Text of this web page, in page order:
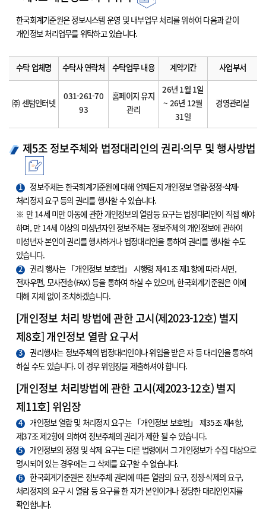
한국회계기준원은 정보시스템 운영 및 내부업무 처리를 위하여 다음과 같이
개인정보 처리업무를 위탁하고 있습니다.
수탁 업체명 수탁사 연락처 수탁업무 내용 계약기간 사업부서
㈜ 센텀인터넷
031-261-70
93
홈페이지 유지
관리
26년 1월 1일
~ 26년 12월
31일
경영관리실
제5조 정보주체와 법정대리인의 권리·의무 및 행사방법
1
정보주체는 한국회계기준원에 대해 언제든지 개인정보 열람·정정·삭제·
처리정지 요구 등의 권리를 행사할 수 있습니다.
※ 만 14세 미만 아동에 관한 개인정보의 열람등 요구는 법정대리인이 직접 해야
하며, 만 14세 이상의 미성년자인 정보주체는 정보주체의 개인정보에 관하여
미성년자 본인이 권리를 행사하거나 법정대리인을 통하여 권리를 행사할 수도
있습니다.
2
권리 행사는 「개인정보 보호법」 시행령 제41조 제1항에 따라 서면,
전자우편, 모사전송(FAX) 등을 통하여 하실 수 있으며, 한국회계기준원은 이에
대해 지체 없이 조치하겠습니다.
[개인정보 처리 방법에 관한 고시(제2023-12호) 별지
제8호] 개인정보 열람 요구서
3
권리행사는 정보주체의 법정대리인이나 위임을 받은 자 등 대리인을 통하여
하실 수도 있습니다. 이 경우 위임장을 제출하셔야 합니다.
[개인정보 처리방법에 관한 고시(제2023-12호) 별지
제11호] 위임장
4
개인정보 열람 및 처리정지 요구는 「개인정보 보호법」 제35조 제4항,
제37조 제2항에 의하여 정보주체의 권리가 제한 될 수 있습니다.
5
개인정보의 정정 및 삭제 요구는 다른 법령에서 그 개인정보가 수집 대상으로
명시되어 있는 경우에는 그 삭제를 요구할 수 없습니다.
6
한국회계기준원은 정보주체 권리에 따른 열람의 요구, 정정·삭제의 요구,
처리정지의 요구 시 열람 등 요구를 한 자가 본인이거나 정당한 대리인인지를
확인합니다.